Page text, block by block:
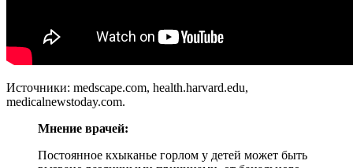
Источники: medscape.com, health.harvard.edu,
medicalnewstoday.com.
Мнение врачей:
Постоянное кхыканье горлом у детей может быть